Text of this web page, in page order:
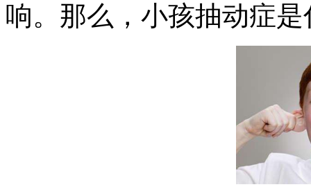
响。那么，小孩抽动症是